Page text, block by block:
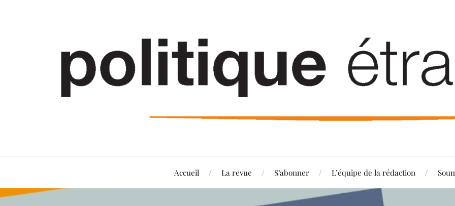
Accueil La revue S’abonner L’équipe de la rédaction